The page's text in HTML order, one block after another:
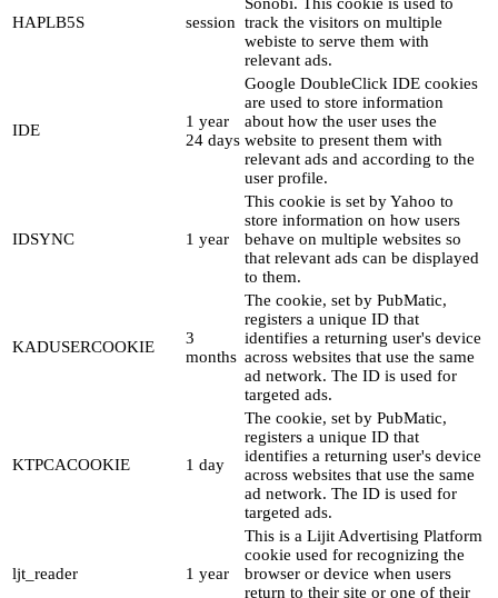
HAPLB5S session track the visitors on multiple
webiste to serve them with
relevant ads.
IDE
1 year
24 days
Google DoubleClick IDE cookies
are used to store information
about how the user uses the
website to present them with
relevant ads and according to the
user profile.
IDSYNC 1 year
This cookie is set by Yahoo to
store information on how users
behave on multiple websites so
that relevant ads can be displayed
to them.
KADUSERCOOKIE
3
months
The cookie, set by PubMatic,
registers a unique ID that
identifies a returning user's device
across websites that use the same
ad network. The ID is used for
targeted ads.
KTPCACOOKIE 1 day
The cookie, set by PubMatic,
registers a unique ID that
identifies a returning user's device
across websites that use the same
ad network. The ID is used for
targeted ads.
ljt_reader 1 year
This is a Lijit Advertising Platform
cookie used for recognizing the
browser or device when users
return to their site or one of their